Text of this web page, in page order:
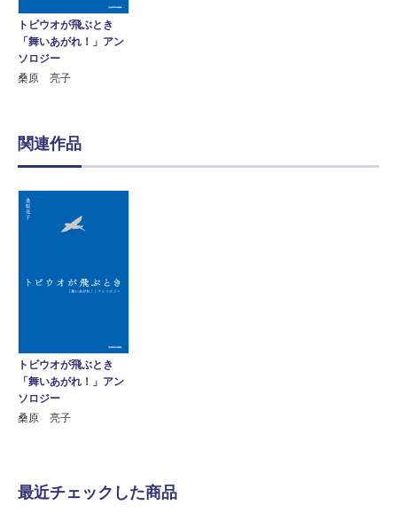
トビウオが飛ぶとき
「舞いあがれ！」アン
ソロジー
桑原 亮子
関連作品
トビウオが飛ぶとき
「舞いあがれ！」アン
ソロジー
桑原 亮子
最近チェックした商品